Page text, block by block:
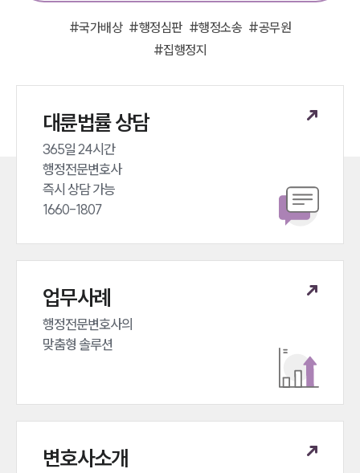
#국가배상 #행정심판 #행정소송 #공무원
#집행정지
대륜법률 상담
365일 24시간
행정전문변호사
즉시 상담 가능
1660-1807
업무사례
행정전문변호사의
맞춤형 솔루션
변호사소개